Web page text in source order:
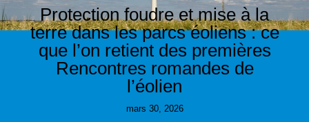
Protection foudre et mise à la
terre dans les parcs éoliens : ce
que l’on retient des premières
Rencontres romandes de
l’éolien
mars 30, 2026